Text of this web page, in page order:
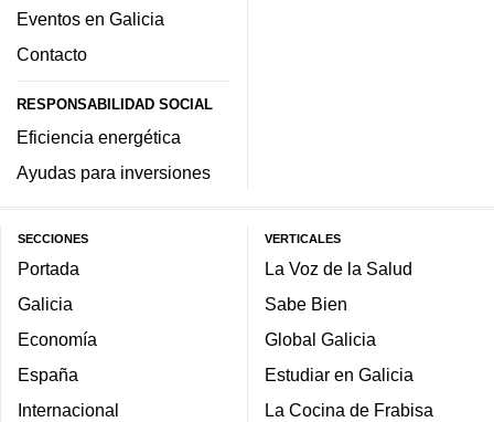
Eventos en Galicia
Contacto
RESPONSABILIDAD SOCIAL
Eficiencia energética
Ayudas para inversiones
SECCIONES
Portada
Galicia
Economía
España
Internacional
VERTICALES
La Voz de la Salud
Sabe Bien
Global Galicia
Estudiar en Galicia
La Cocina de Frabisa